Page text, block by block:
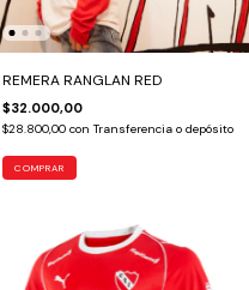
REMERA RANGLAN RED
$32.000,00
$28.800,00 con Transferencia o depósito
COMPRAR